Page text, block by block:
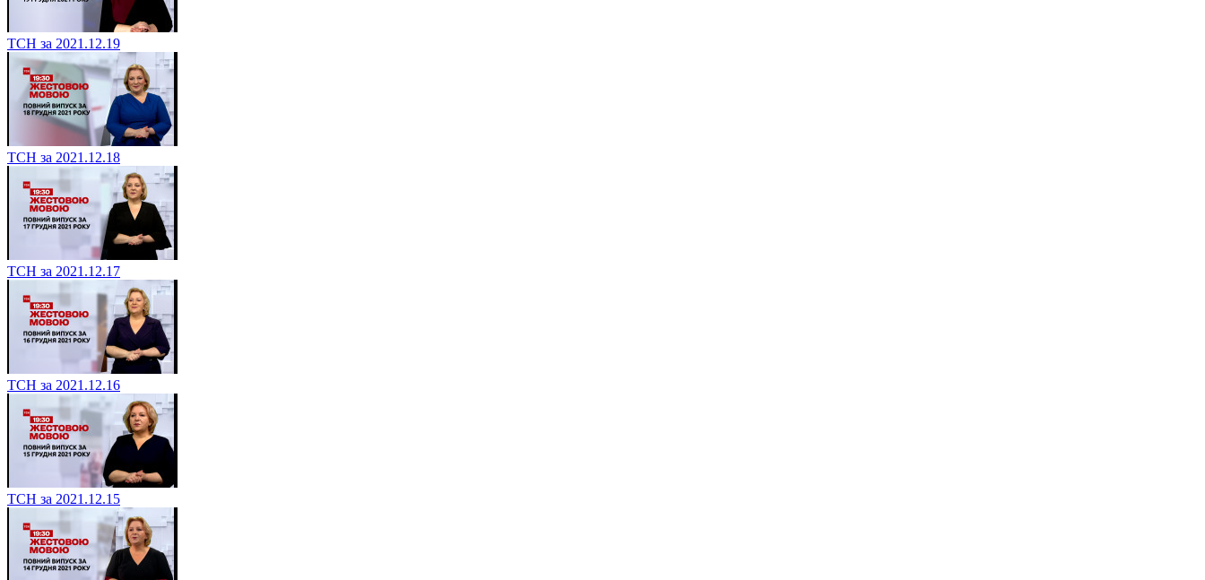
ТСН за 2021.12.19
ТСН за 2021.12.18
ТСН за 2021.12.17
ТСН за 2021.12.16
ТСН за 2021.12.15